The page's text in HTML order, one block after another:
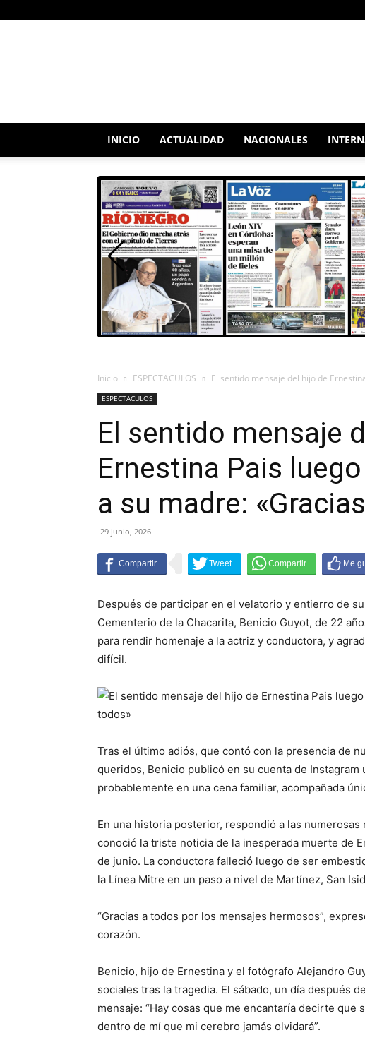
INICIO ACTUALIDAD NACIONALES
Inicio ESPECTACULOS El sentido mensaje del hijo de
ESPECTACULOS
El sentido mensaje
Ernestina Pais
a su madre:
29 junio, 2026
Después de participar en el velatorio y entierro de
Cementerio de la Chacarita, Benicio Guyot, de 22
para rendir homenaje a la actriz y conductora, y
difícil.
Tras el último adiós, que contó con la presencia de
queridos, Benicio publicó en su cuenta de
probablemente en una cena familiar, acompañada
En una historia posterior, respondió a las
conoció la triste noticia de la inesperada muerte de
de junio. La conductora falleció luego de ser
la Línea Mitre en un paso a nivel de Martínez, San
“Gracias a todos por los mensajes hermosos”,
corazón.
Benicio, hijo de Ernestina y el fotógrafo Alejandro
sociales tras la tragedia. El sábado, un día después
mensaje: “Hay cosas que me encantaría decirte que
dentro de mí que mi cerebro jamás olvidará”.